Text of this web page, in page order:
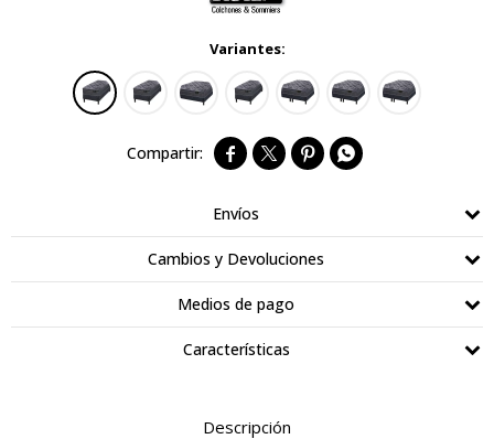
Variantes:
   
Envíos
Cambios y Devoluciones
Medios de pago
Características
Descripción